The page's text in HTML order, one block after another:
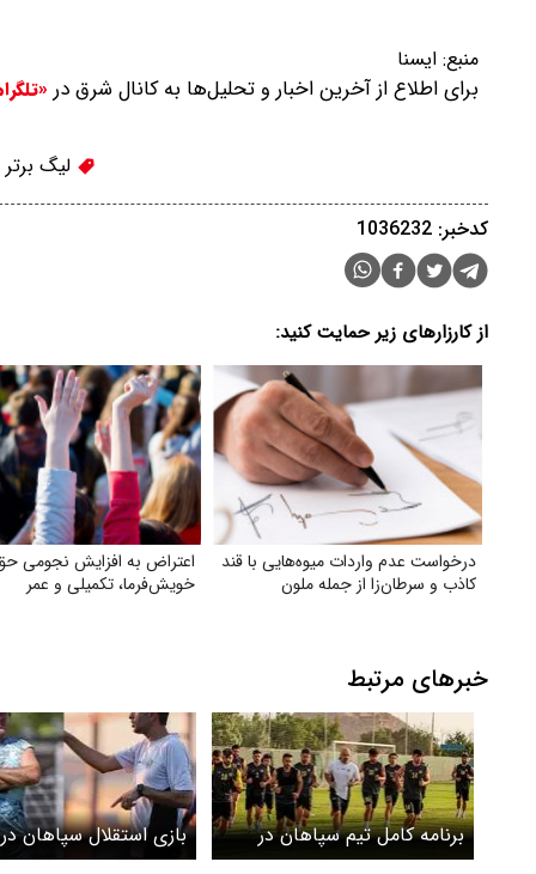
منبع: ایسنا
برای اطلاع از آخرین اخبار و تحلیل‌ها به کانال شرق در
لیگ برتر
کدخبر: 1036232
از کارزارهای زیر حمایت کنید:
درخواست عدم واردات میوه‌هایی با قند
کاذب و سرطان‌زا از جمله ملون
اعتراض به افزایش نجومی
خویش‌فرما، تکمیلی و عمر
خبرهای مرتبط
برنامه کامل تیم سپاهان در
لیگ اعلام شد
بازی استقلال سپاهان
ترکیه برگزار می‌شود +